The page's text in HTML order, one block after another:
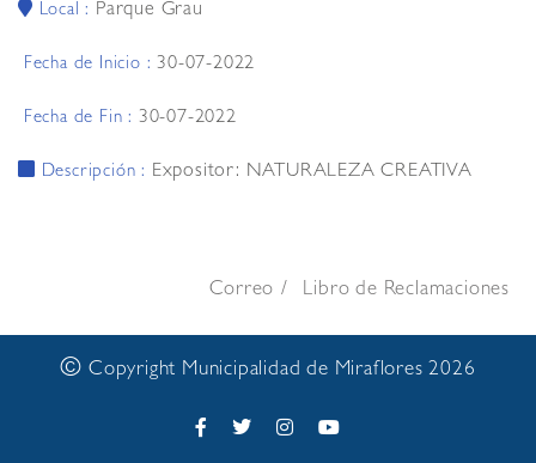
Local : Parque Grau
Fecha de Inicio :30-07-2022
Fecha de Fin : 30-07-2022
Descripción : Expositor: NATURALEZA CREATIVA
Correo Libro de Reclamaciones
© Copyright Municipalidad de Miraflores 2026